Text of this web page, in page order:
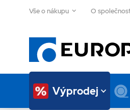
Vše o nákupu O
Výprodej